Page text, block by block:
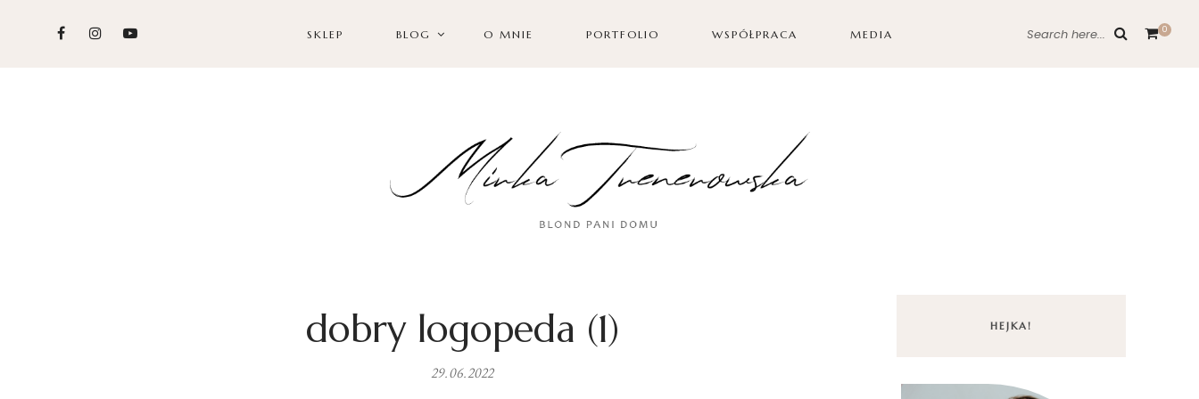
SKLEP BLOG O MNIE PORTFOLIO WSPÓŁPRACA MEDIA Search here... 0
dobry logopeda (1)
29.06.2022
HEJKA!